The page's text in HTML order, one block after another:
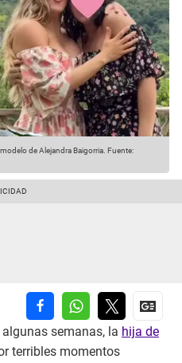
de Alejandra Baigorria. Fuente:
semanas, la hija de
terribles momentos